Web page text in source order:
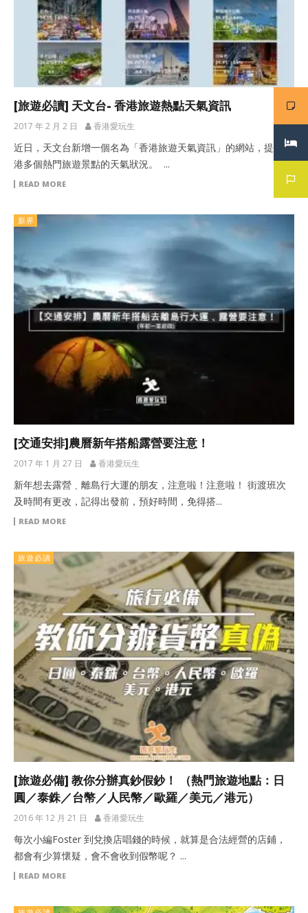
[旅遊必讀] 天文台- 香港旅遊熱點天氣資訊
2017 年 2 月 2 日 香港愛玩生
近日，天文台新增一個名為「香港旅遊天氣資訊」的網站，提供香
港多個熱門旅遊景點的天氣狀況。 ...
READ MORE
新界
[交通安排]農曆新年搭船露營要注意！
2017 年 1 月 27 日 香港愛玩生
新年想去露營﹑離島行大運的朋友，注意啦！注意啦！ 街渡班次
及時間有更改，記得出發前，預好時間，免得搭...
READ MORE
旅遊必讀
[旅遊必備] 教你分辦真鈔假鈔！ （熱門旅遊地點：日
圓／泰銖／台幣／人民幣／歐羅／美元／港元）
2016 年 12 月 21 日 香港愛玩生
每次小編Foster 到兌換店唱錢的時候，就算是合法經營的店鋪，
都會有少算懷疑，會不會收到假幣呢？ ...
READ MORE